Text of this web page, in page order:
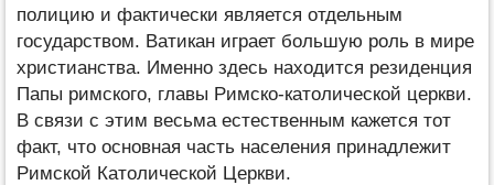
полицию и фактически является отдельным
государством. Ватикан играет большую роль в мире
христианства. Именно здесь находится резиденция
Папы римского, главы Римско-католической церкви.
В связи с этим весьма естественным кажется тот
факт, что основная часть населения принадлежит
Римской Католической Церкви.